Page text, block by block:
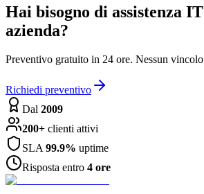
Hai bisogno di assistenza
azienda?
Preventivo gratuito in 24 ore. Nessun
Richiedi preventivo
Dal 2009
200+ clienti attivi
SLA99.9% uptime
Risposta entro 4 ore